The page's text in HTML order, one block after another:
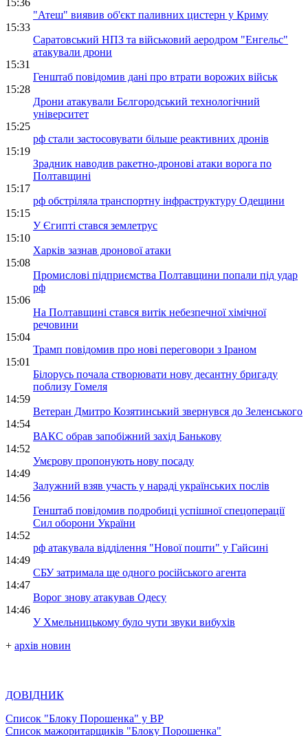
15:36
"Атеш" виявив об'єкт паливних цистерн у Криму
15:33
Саратовський НПЗ та військовий аеродром "Енгельс"
атакували дрони
15:31
Генштаб повідомив дані про втрати ворожих військ
15:28
Дрони атакували Бєлгородський технологічний
університет
15:25
рф стали застосовувати більше реактивних дронів
15:19
Зрадник наводив ракетно-дронові атаки ворога по
Полтавщині
15:17
рф обстріляла транспортну інфраструктуру Одещини
15:15
У Єгипті стався землетрус
15:10
Харків зазнав дронової атаки
15:08
Промислові підприємства Полтавщини попали під удар
рф
15:06
На Полтавщині стався витік небезпечної хімічної
речовини
15:04
Трамп повідомив про нові переговори з Іраном
15:01
Білорусь почала створювати нову десантну бригаду
поблизу Гомеля
14:59
Ветеран Дмитро Козятинський звернувся до Зеленського
14:54
ВАКС обрав запобіжний захід Банькову
14:52
Умєрову пропонують нову посаду
14:49
Залужний взяв участь у нараді українських послів
14:56
Генштаб повідомив подробиці успішної спецоперації
Сил оборони України
14:52
рф атакувала відділення "Нової пошти" у Гайсині
14:49
СБУ затримала ще одного російського агента
14:47
Ворог знову атакував Одесу
14:46
У Хмельницькому було чути звуки вибухів
+ архів новин
ДОВІДНИК
Список "Блоку Порошенка" у ВР
Список мажоритарщиків "Блоку Порошенка"